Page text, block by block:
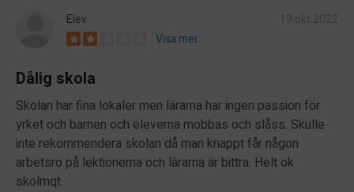
Elev
Visa mer
Dålig skola
Skolan har fina lokaler men lärarna har ingen passion för
yrket och barnen och eleverna mobbas och slåss. Skulle
inte rekommendera skolan då man knappt får någon
arbetsro på lektionerna och lärarna är bittra. Helt ok
skolmqt